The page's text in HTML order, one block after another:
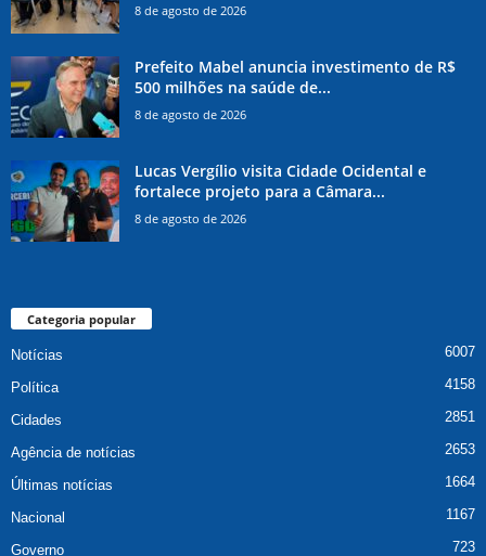
8 de agosto de 2026
Prefeito Mabel anuncia investimento de R$
500 milhões na saúde de...
8 de agosto de 2026
Lucas Vergílio visita Cidade Ocidental e
fortalece projeto para a Câmara...
8 de agosto de 2026
Categoria popular
Notícias 6007
Política 4158
Cidades 2851
Agência de notícias 2653
Últimas notícias 1664
Nacional 1167
Governo 723